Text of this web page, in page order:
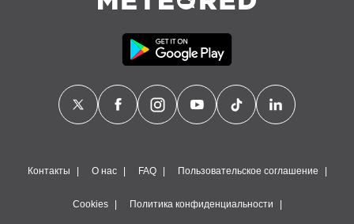
Контакты О нас FAQ Пользовательское соглашение
Cookies Политика конфиденциальности